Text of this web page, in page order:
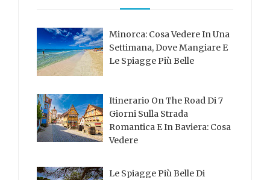
Minorca: Cosa Vedere In Una
Settimana, Dove Mangiare E
Le Spiagge Più Belle
Itinerario On The Road Di 7
Giorni Sulla Strada
Romantica E In Baviera: Cosa
Vedere
Le Spiagge Più Belle Di